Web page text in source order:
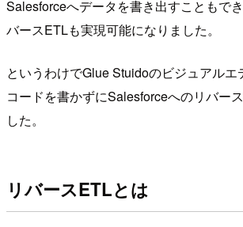
Salesforceへデータを書き出すこともで
バースETLも実現可能になりました。
というわけでGlue Stuidoのビジュアルエ
コードを書かずにSalesforceへのリバー
した。
リバースETLとは